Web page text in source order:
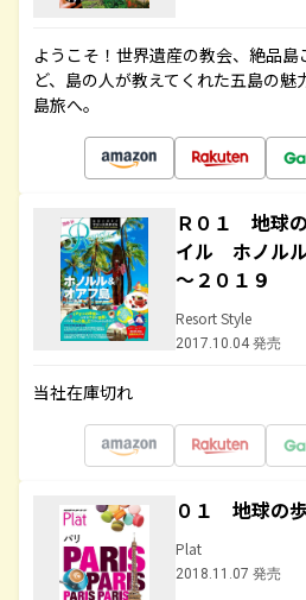
ようこそ！世界遺産の教会、絶品
ど、島の人が教えてくれた五島の魅
島旅へ。
Ｒ０１ 地球
イル ホノル
～２０１９
Resort Style
2017.10.04 発売
当社在庫切れ
０１ 地球の
Plat
2018.11.07 発売